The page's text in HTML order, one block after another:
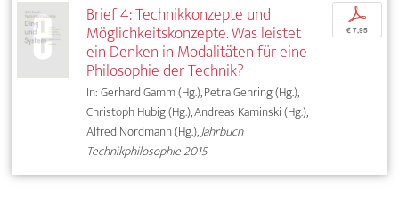
Brief 4: Technikkonzepte und
Möglichkeitskonzepte. Was leistet
ein Denken in Modalitäten für eine
Philosophie der Technik?
In: Gerhard Gamm (Hg.), Petra Gehring (Hg.),
Christoph Hubig (Hg.), Andreas Kaminski (Hg.),
Alfred Nordmann (Hg.),Jahrbuch
Technikphilosophie 2015
p
€ 7,95